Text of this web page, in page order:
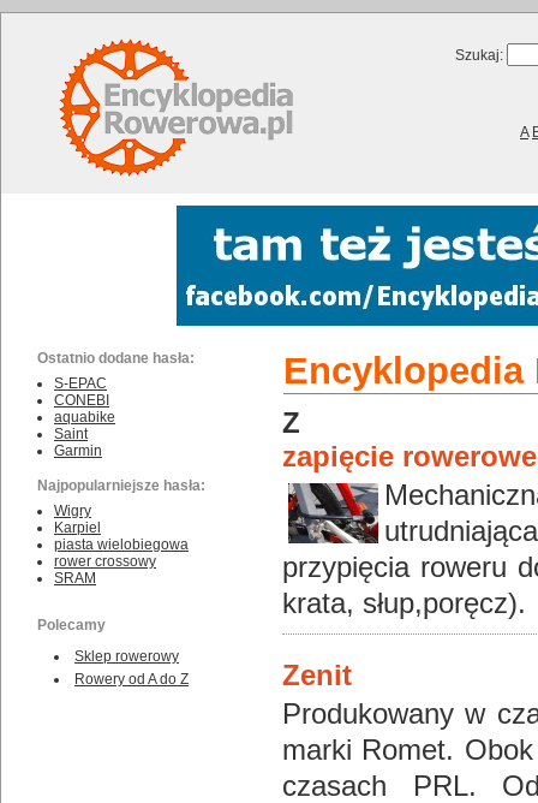
Szukaj:
A
Ostatnio dodane hasła:
S-EPAC
CONEBI
aquabike
Saint
Garmin
Najpopularniejsze hasła:
Wigry
Karpiel
piasta wielobiegowa
rower crossowy
SRAM
Polecamy
Sklep rowerowy
Rowery od A do Z
Encyklopedia
Z
zapięcie rowerowe
przypięcia roweru
krata, słup,poręcz).
Zenit
Produkowany w
marki Romet.
czasach PRL.